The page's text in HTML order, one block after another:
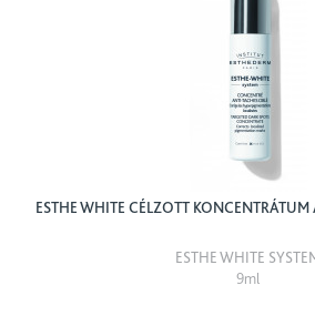
ESTHE WHITE CÉLZOTT
ESTHE WHITE
9ml